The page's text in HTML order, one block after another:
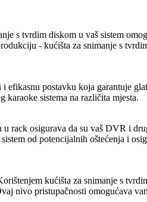
s tvrdim diskom u vaš sistem
- kućišta za snimanje s
efikasnu postavku koja garantuje
karaoke sistema na različita mjesta.
osigurava da su vaš DVR i
od potencijalnih oštećenja i
kućišta za snimanje s
nivo pristupačnosti omogućava